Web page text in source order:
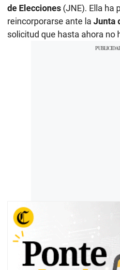
de Elecciones (JNE). Ella ha
reincorporarse ante la Junta
solicitud que hasta ahora no